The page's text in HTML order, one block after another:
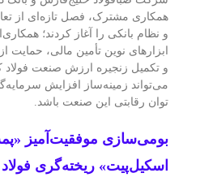
همکاری مشترک، فصل تازه‌ای از
و نظام بانکی را آغاز کردند؛
ابزارهای نوین تأمین مالی،
و تکمیل زنجیره ارزش صنعت
می‌تواند زمینه‌ساز افزایش
توان رقابتی این صنعت باشد.
بومی‌سازی موفقیت‌آمیز
اسکیل‌پیت» ریخته‌گری